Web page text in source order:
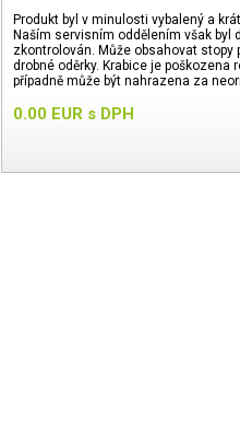
Produkt byl v minulosti vybalený a
Naším servisním oddělením však byl
zkontrolován. Může obsahovat stopy
drobné oděrky. Krabice je poškozena
případně může být nahrazena za
0.00 EUR s DPH